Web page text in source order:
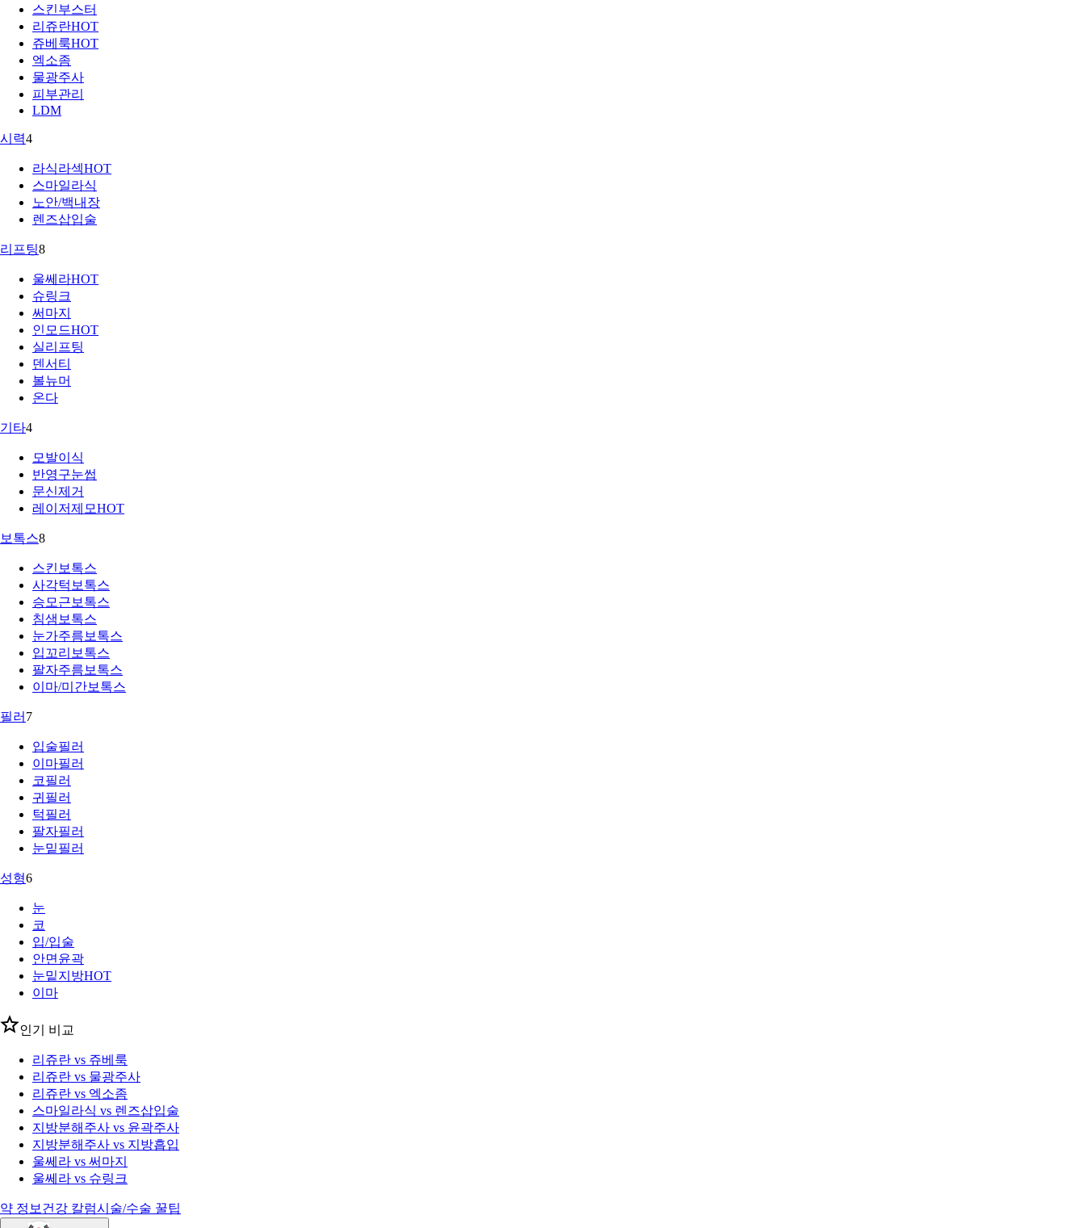
스킨부스터
리쥬란HOT
쥬베룩HOT
엑소좀
물광주사
피부관리
LDM
시력4
라식라섹HOT
스마일라식
노안/백내장
렌즈삽입술
리프팅8
울쎄라HOT
슈링크
써마지
인모드HOT
실리프팅
덴서티
볼뉴머
온다
기타4
모발이식
반영구눈썹
문신제거
레이저제모HOT
보톡스8
스킨보톡스
사각턱보톡스
승모근보톡스
침샘보톡스
눈가주름보톡스
입꼬리보톡스
팔자주름보톡스
이마/미간보톡스
필러 7
입술필러
이마필러
코필러
귀필러
턱필러
팔자필러
눈밑필러
성형6
눈
코
입/입술
안면윤곽
눈밑지방HOT
이마
인기 비교
리쥬란 vs 쥬베룩
리쥬란 vs 물광주사
리쥬란 vs 엑소좀
스마일라식 vs 렌즈삽입술
지방분해주사 vs 윤곽주사
지방분해주사 vs 지방흡입
울쎄라 vs 써마지
울쎄라 vs 슈링크
약 정보 건강 칼럼시술/수술 꿀팁